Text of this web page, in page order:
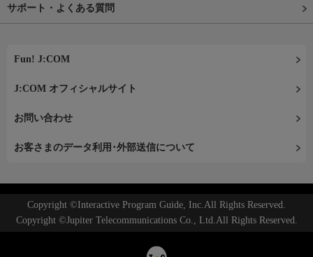
サポート・よくある質問
Fun! J:COM
J:COM オフィシャルサイト
お問い合わせ
お客さまのデータ利用･外部送信について
Copyright ©Interactive Program Guide, Inc.All Rights Reserved.
Copyright ©Jupiter Telecommunications Co., Ltd.All Rights Reserved.